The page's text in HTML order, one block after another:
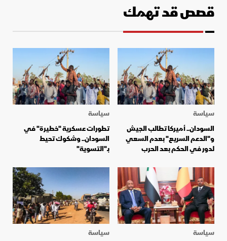
قصص قد تهمك
سياسة
السودان.. أميركا تطالب الجيش
و"الدعم السريع" بعدم السعي
لدور في الحكم بعد الحرب
سياسة
تطورات عسكرية "خطيرة" في
السودان.. وشكوك تحيط
بـ"التسوية"
سياسة
سياسة